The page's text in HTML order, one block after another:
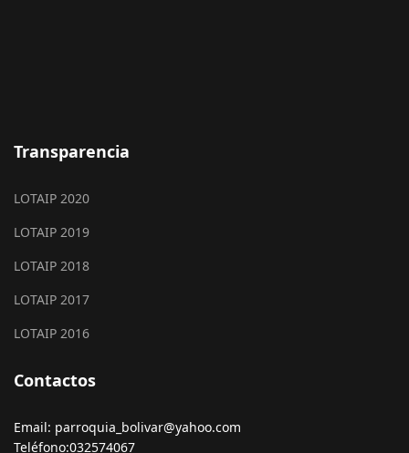
Transparencia
LOTAIP 2020
LOTAIP 2019
LOTAIP 2018
LOTAIP 2017
LOTAIP 2016
Contactos
Email: parroquia_bolivar@yahoo.com
Teléfono:032574067